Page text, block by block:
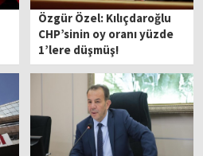
Özgür Özel: Kılıçdaroğlu
CHP’sinin oy oranı yüzde
1’lere düşmüş!